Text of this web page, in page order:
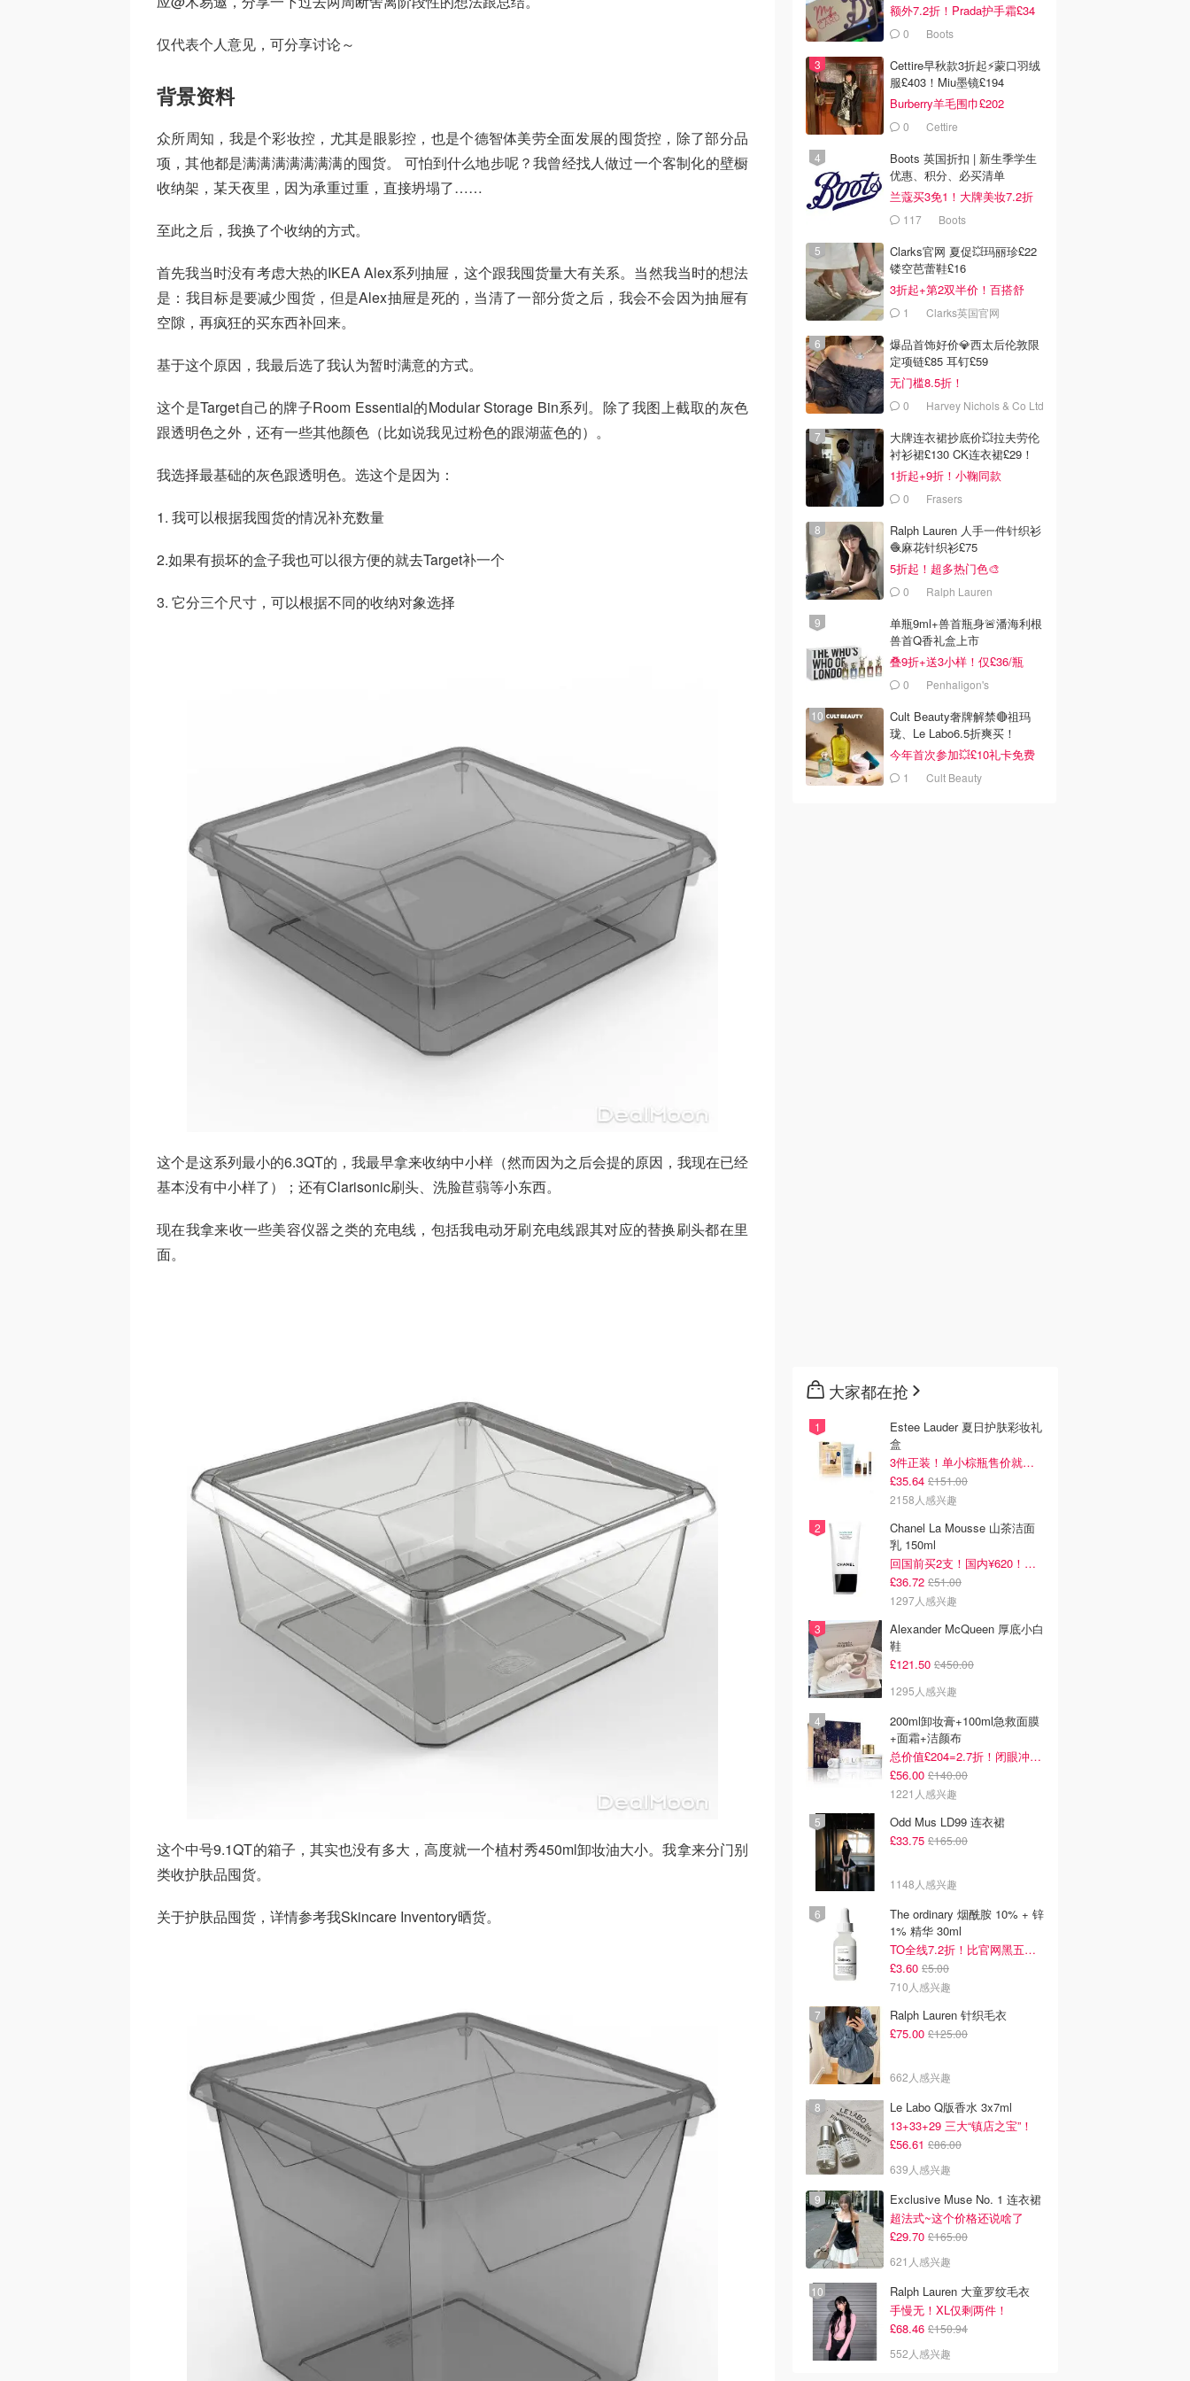
仅代表个人意见，可分享讨论～
背景资料
众所周知，我是个彩妆控，尤其是眼影控，也是个德智体美劳全面发展的囤货控，除了部分品
项，其他都是满满满满满满满的囤货。 可怕到什么地步呢？我曾经找人做过一个客制化的壁橱
收纳架，某天夜里，因为承重过重，直接坍塌了……
至此之后，我换了个收纳的方式。
首先我当时没有考虑大热的IKEA Alex系列抽屉，这个跟我囤货量大有关系。当然我当时的想法
是：我目标是要减少囤货，但是Alex抽屉是死的，当清了一部分货之后，我会不会因为抽屉有
空隙，再疯狂的买东西补回来。
基于这个原因，我最后选了我认为暂时满意的方式。
这个是Target自己的牌子Room Essential的Modular Storage Bin系列。除了我图上截取的灰色
跟透明色之外，还有一些其他颜色（比如说我见过粉色的跟湖蓝色的）。
我选择最基础的灰色跟透明色。选这个是因为：
1. 我可以根据我囤货的情况补充数量
2.如果有损坏的盒子我也可以很方便的就去Target补一个
3. 它分三个尺寸，可以根据不同的收纳对象选择
这个是这系列最小的6.3QT的，我最早拿来收纳中小样（然而因为之后会提的原因，我现在已经
基本没有中小样了）；还有Clarisonic刷头、洗脸苣蒻等小东西。
现在我拿来收一些美容仪器之类的充电线，包括我电动牙刷充电线跟其对应的替换刷头都在里
面。
这个中号9.1QT的箱子，其实也没有多大，高度就一个植村秀450ml卸妆油大小。我拿来分门别
类收护肤品囤货。
关于护肤品囤货，详情参考我Skincare Inventory晒货。
额外7.2折！Prada护手霜£34
0 Boots
Cettire早秋款3折起⚡️蒙口羽绒
服£403！Miu墨镜£194
Burberry羊毛围巾£202
0 Cettire
Boots 英国折扣 | 新生季学生
优惠、积分、必买清单
兰蔻买3免1！大牌美妆7.2折
117 Boots
Clarks官网 夏促💥玛丽珍£22
镂空芭蕾鞋£16
3折起+第2双半价！百搭舒
服！1 Clarks英国官网
爆品首饰好价💎西太后伦敦限
定项链£85 耳钉£59
无门槛8.5折！
0 Harvey Nichols & Co Ltd
大牌连衣裙抄底价💥拉夫劳伦
衬衫裙£130 CK连衣裙£29！
1折起+9折！小鞠同款
Ganni£88
0 Frasers
Ralph Lauren 人手一件针织衫
🧶麻花针织衫£75
5折起！超多热门色🎨
0 Ralph Lauren
单瓶9ml+兽首瓶身🚨潘海利根
兽首Q香礼盒上市
叠9折+送3小样！仅£36/瓶
0 Penhaligon's
Cult Beauty奢牌解禁🔴祖玛
珑、Le Labo6.5折爽买！
今年首次参加💥£10礼卡免费
拿 1 Cult Beauty
大家都在抢
Estee Lauder 夏日护肤彩妆礼
盒
3件正装！单小棕瓶售价就要£65！
£35.64 £151.00
2158人感兴趣
Chanel La Mousse 山茶洁面
乳 150ml
回国前买2支！国内¥620！立省近一半！
£36.72 £51.00
1297人感兴趣
Alexander McQueen 厚底小白
鞋
£121.50 £450.00
1295人感兴趣
200ml卸妆膏+100ml急救面膜
+面霜+洁颜布
总价值£204=2.7折！闭眼冲这套！
£56.00 £140.00
1221人感兴趣
Odd Mus LD99 连衣裙
£33.75 £165.00
1148人感兴趣
The ordinary 烟酰胺 10% + 锌
1% 精华 30ml
TO全线7.2折！比官网黑五低！
£3.60 £5.00
710人感兴趣
Ralph Lauren 针织毛衣
£75.00 £125.00
662人感兴趣
Le Labo Q版香水 3x7ml
13+33+29 三大“镇店之宝”！
£56.61 £86.00
639人感兴趣
Exclusive Muse No. 1 连衣裙
超法式~这个价格还说啥了
£29.70 £165.00
621人感兴趣
Ralph Lauren 大童罗纹毛衣
手慢无！XL仅剩两件！
£68.46 £150.94
552人感兴趣